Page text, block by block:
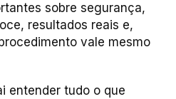
sobre segurança,
resultados reais e,
vale mesmo
entender tudo o que